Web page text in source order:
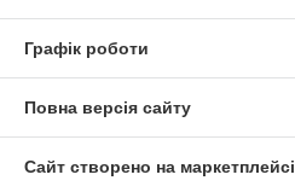
Графік роботи
Повна версія сайту
Сайт створено на маркетплейсі